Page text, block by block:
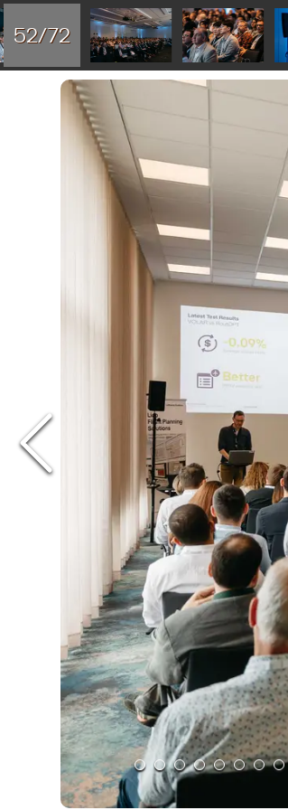
52/72